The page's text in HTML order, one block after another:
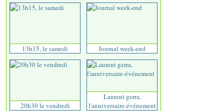
13h15, le samedi Journal week-end
20h30 le vendredi
Laurent gerra,
l'anniversaire-événement